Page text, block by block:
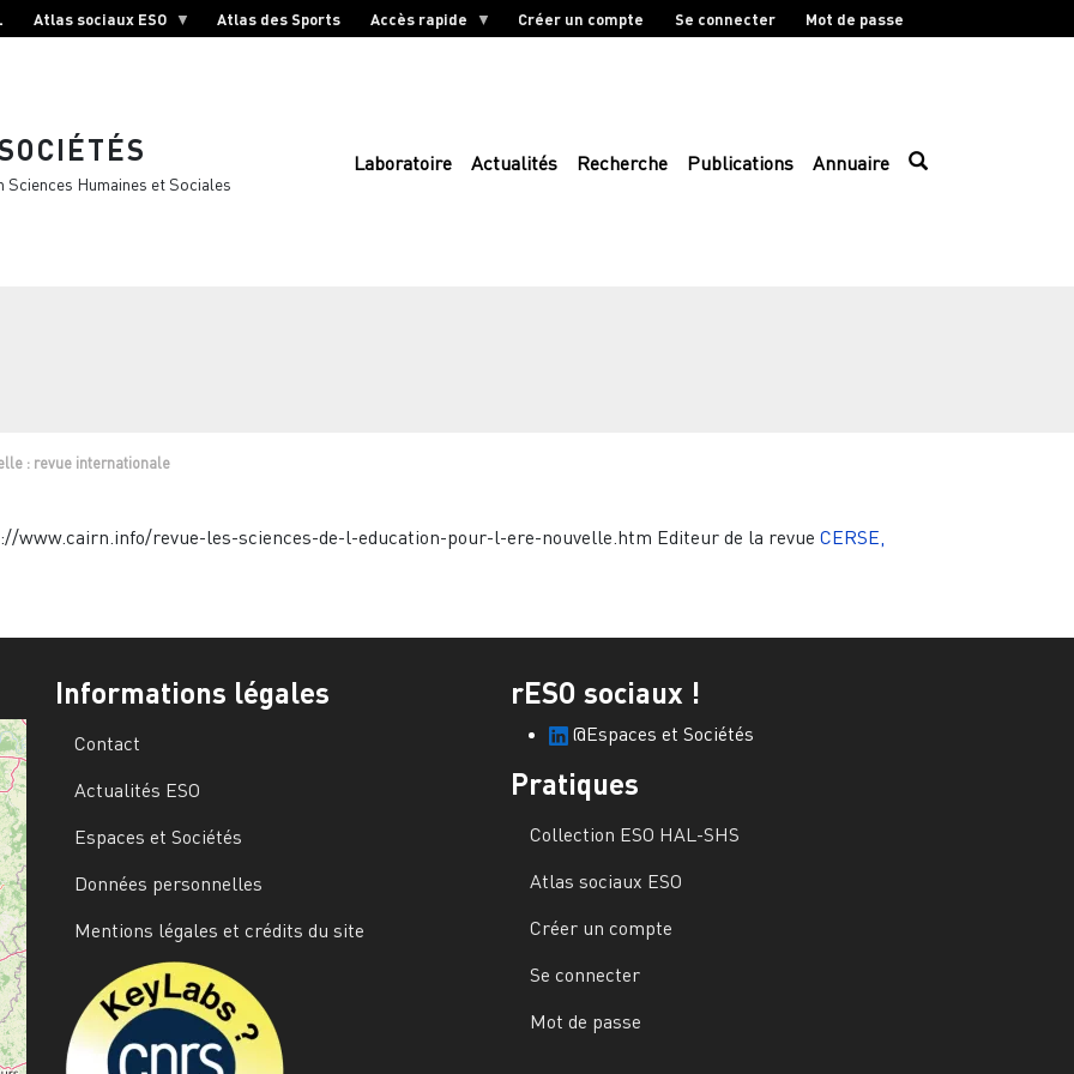
Atlas sociaux ESO Atlas des Sports Accès rapide Créer un compte Se connecter Mot de passe
Humaines et Sociales
Laboratoire Actualités Recherche Publications Annuaire
: revue internationale
www.cairn.info/revue-les-sciences-de-l-education-pour-l-ere-nouvelle.htm Editeur de la revue CERSE,
Informations légales
Contact
Actualités ESO
Espaces et Sociétés
Données personnelles
Mentions légales et crédits du site
rESO sociaux !
@Espaces et Sociétés
Pratiques
Collection ESO HAL-SHS
Atlas sociaux ESO
Créer un compte
Se connecter
Mot de passe